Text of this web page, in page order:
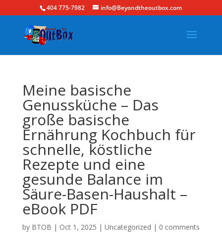
404 775-7982 info@Beyondtheoutbox.com
Meine basische
Genussküche – Das
große basische
Ernährung Kochbuch für
schnelle, köstliche
Rezepte und eine
gesunde Balance im
Säure-Basen-Haushalt –
eBook PDF
by BTOB | Oct 1, 2025 | Uncategorized | 0 comments